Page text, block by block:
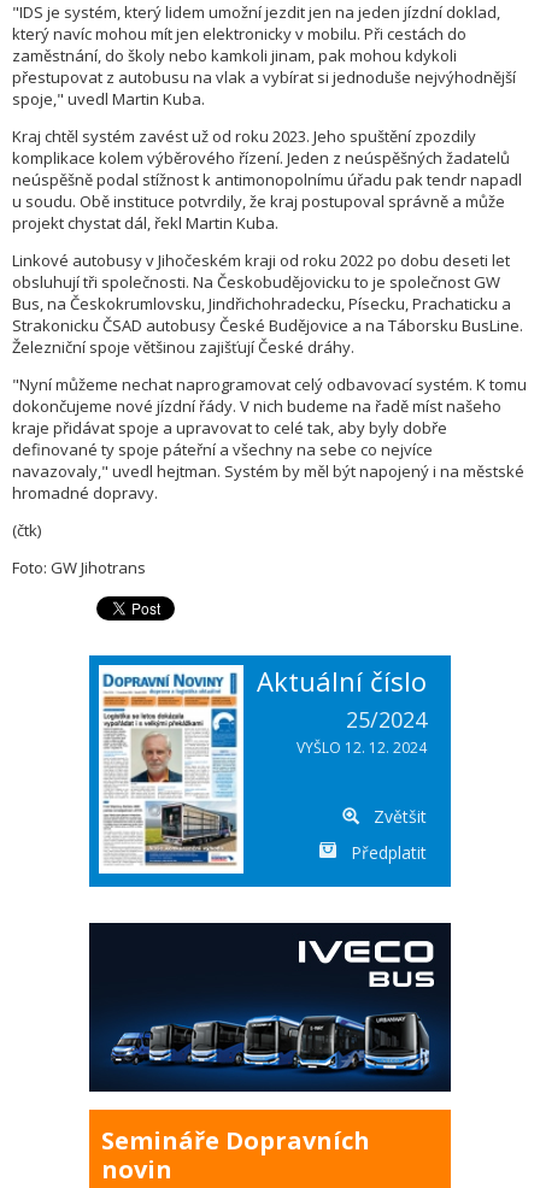
"IDS je systém, který lidem umožní jezdit jen na jeden jízdní doklad,
který navíc mohou mít jen elektronicky v mobilu. Při cestách do
zaměstnání, do školy nebo kamkoli jinam, pak mohou kdykoli
přestupovat z autobusu na vlak a vybírat si jednoduše nejvýhodnější
spoje," uvedl Martin Kuba.
Kraj chtěl systém zavést už od roku 2023. Jeho spuštění zpozdily
komplikace kolem výběrového řízení. Jeden z neúspěšných žadatelů
neúspěšně podal stížnost k antimonopolnímu úřadu pak tendr napadl
u soudu. Obě instituce potvrdily, že kraj postupoval správně a může
projekt chystat dál, řekl Martin Kuba.
Linkové autobusy v Jihočeském kraji od roku 2022 po dobu deseti let
obsluhují tři společnosti. Na Českobudějovicku to je společnost GW
Bus, na Českokrumlovsku, Jindřichohradecku, Písecku, Prachaticku a
Strakonicku ČSAD autobusy České Budějovice a na Táborsku BusLine.
Železniční spoje většinou zajišťují České dráhy.
"Nyní můžeme nechat naprogramovat celý odbavovací systém. K tomu
dokončujeme nové jízdní řády. V nich budeme na řadě míst našeho
kraje přidávat spoje a upravovat to celé tak, aby byly dobře
definované ty spoje páteřní a všechny na sebe co nejvíce
navazovaly," uvedl hejtman. Systém by měl být napojený i na městské
hromadné dopravy.
(čtk)
Foto: GW Jihotrans
Aktuální číslo
25/2024
VYŠLO 12. 12. 2024
Zvětšit
Předplatit
Semináře Dopravních
novin